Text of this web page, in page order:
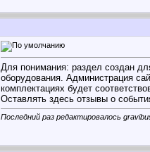
Для понимания: раздел создан
оборудования. Администрация
комплектациях будет
Оставлять здесь отзывы о
Последний раз редактировалось